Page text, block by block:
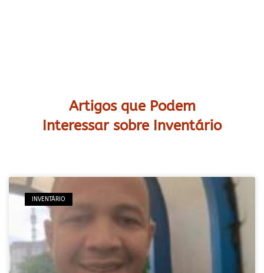
Artigos que Podem
Interessar sobre Inventário
INVENTÁRIO